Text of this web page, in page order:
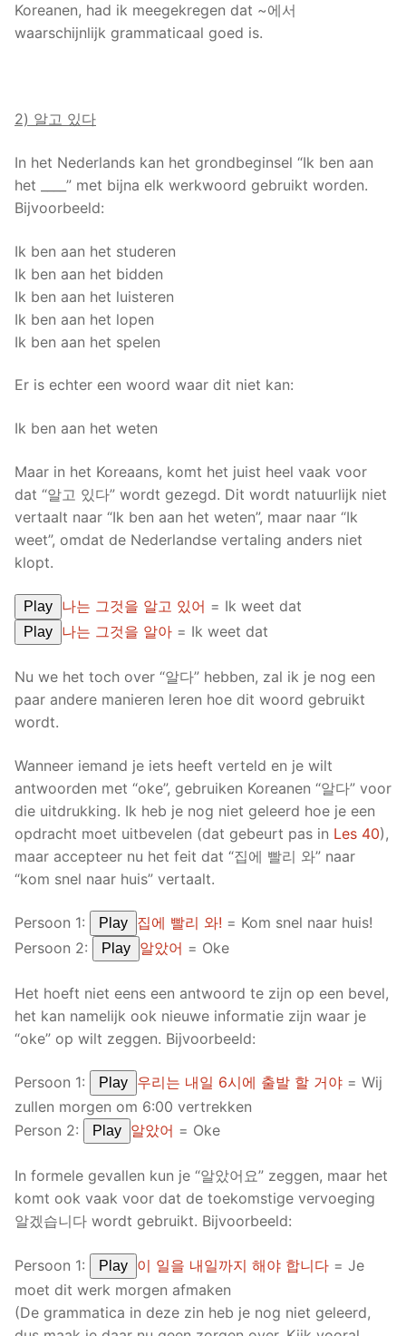
Koreanen, had ik meegekregen dat ~에서
waarschijnlijk grammaticaal goed is.
2) 알고 있다
In het Nederlands kan het grondbeginsel “Ik ben aan
het ____” met bijna elk werkwoord gebruikt worden.
Bijvoorbeeld:
Ik ben aan het studeren
Ik ben aan het bidden
Ik ben aan het luisteren
Ik ben aan het lopen
Ik ben aan het spelen
Er is echter een woord waar dit niet kan:
Ik ben aan het weten
Maar in het Koreaans, komt het juist heel vaak voor
dat “알고 있다” wordt gezegd. Dit wordt natuurlijk niet
vertaalt naar “Ik ben aan het weten”, maar naar “Ik
weet”, omdat de Nederlandse vertaling anders niet
klopt.
Play 나는 그것을 알고 있어 = Ik weet dat
Play 나는 그것을 알아 = Ik weet dat
Nu we het toch over “알다” hebben, zal ik je nog een
paar andere manieren leren hoe dit woord gebruikt
wordt.
Wanneer iemand je iets heeft verteld en je wilt
antwoorden met “oke”, gebruiken Koreanen “알다” voor
die uitdrukking. Ik heb je nog niet geleerd hoe je een
opdracht moet uitbevelen (dat gebeurt pas in Les 40),
maar accepteer nu het feit dat “집에 빨리 와” naar
“kom snel naar huis” vertaalt.
Persoon 1: Play 집에 빨리 와! = Kom snel naar huis!
Persoon 2:
Play 알았어 = Oke
Het hoeft niet eens een antwoord te zijn op een bevel,
het kan namelijk ook nieuwe informatie zijn waar je
“oke” op wilt zeggen. Bijvoorbeeld:
Persoon 1: Play 우리는 내일 6시에 출발 할 거야 = Wij
zullen morgen om 6:00 vertrekken
Person 2:
Play 알았어 = Oke
In formele gevallen kun je “알았어요” zeggen, maar het
komt ook vaak voor dat de toekomstige vervoeging
알겠습니다 wordt gebruikt. Bijvoorbeeld:
Persoon 1: Play 이 일을 내일까지 해야 합니다 = Je
moet dit werk morgen afmaken
(De grammatica in deze zin heb je nog niet geleerd,